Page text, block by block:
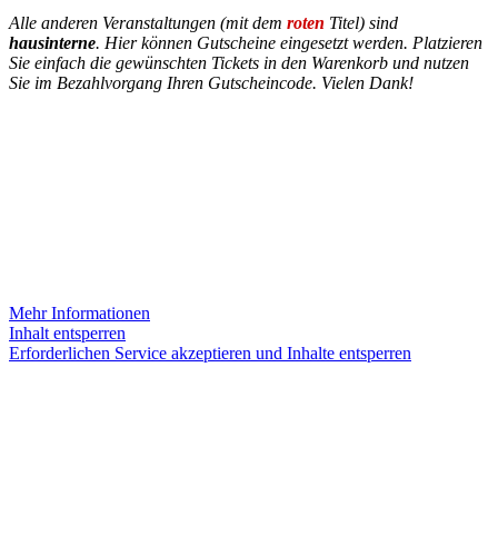
Alle anderen Veranstaltungen (mit dem roten Titel) sind
hausinterne. Hier können Gutscheine eingesetzt werden. Platzieren
Sie einfach die gewünschten Tickets in den Warenkorb und nutzen
Sie im Bezahlvorgang Ihren Gutscheincode. Vielen Dank!
Mehr Informationen
Inhalt entsperren
Erforderlichen Service akzeptieren und Inhalte entsperren